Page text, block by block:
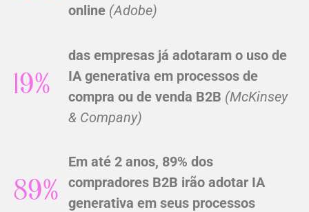
online (Adobe)
19%
das empresas já adotaram o uso de
IA generativa em processos de
compra ou de venda B2B (McKinsey
& Company)
89%
Em até 2 anos, 89% dos
compradores B2B irão adotar IA
generativa em seus processos